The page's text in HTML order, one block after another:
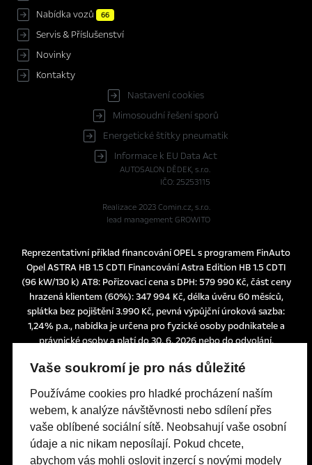
Nabídka vozů
66
Servis & Příslušenství
Novinky
Kontakty
Nastavení cookies
Mimosoudní řešení sporů
Energetické štítky pneumatik
Informace k EU Data Act
AUTOSALON DĚDEK, s.r.o.
IČO: 25253115
Realizace 2023 Comin.cz, s.r.o.
lead management GROWITO
Reprezentativní příklad financování OPEL s programem FinAuto
Opel ASTRA HB 1.5 CDTI Financování Astra Edition HB 1.5 CDTI
(96 kW/130 k) AT8: Pořizovací cena s DPH: 579 990 Kč, část ceny
hrazená klientem (60%): 347 994 Kč, délka úvěru 60 měsíců,
splátka bez pojištění 3.990 Kč, pevná výpůjční úroková sazba:
1,24% p.a., nabídka je určena pro fyzické osoby podnikatele a
právnické osoby a platí do 30. 6. 2026 nebo do odvolání.
smlouvy a nelze z ní proto dovozovat povinnost společnosti
Poskytovatelem financování je UniCredit Leasing CZ, a.s.,
Želetavská 1525/1, 140 10 Praha 4, IČO: 15886492
Vaše soukromí je pro nás důležité
Používáme cookies pro hladké procházení naším
webem, k analýze návštěvnosti nebo sdílení přes
vaše oblíbené sociální sítě. Neobsahují vaše osobní
údaje a nic nikam neposílají. Pokud chcete,
abychom vás mohli oslovit inzercí s novými modely